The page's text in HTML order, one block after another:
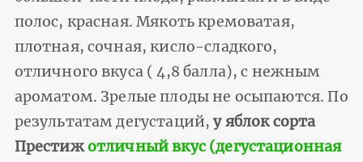
полос, красная. Мякоть кремоватая,
плотная, сочная, кисло-сладкого,
отличного вкуса ( 4,8 балла), с нежным
ароматом. Зрелые плоды не осыпаются. По
результатам дегустаций,у яблок сорта
Престижотличный вкус (дегустационная